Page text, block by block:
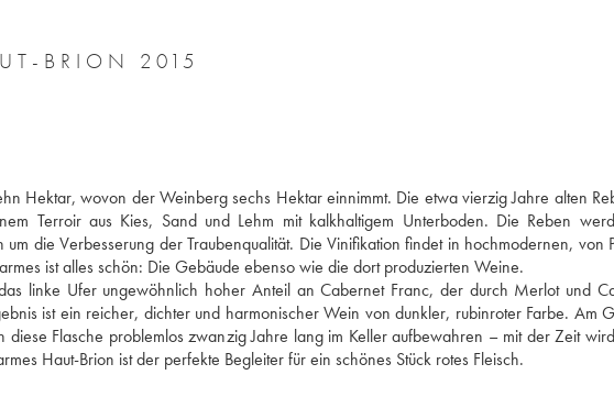
BRION 2015
Hektar, wovon der Weinberg sechs Hektar einnimmt. Die etwa vierzig Jahre alten
Terroir aus Kies, Sand und Lehm mit kalkhaltigem Unterboden. Die Reben
die Verbesserung der Traubenqualität. Die Vinifikation findet in hochmodernen, von
ist alles schön: Die Gebäude ebenso wie die dort produzierten Weine.
linke Ufer ungewöhnlich hoher Anteil an Cabernet Franc, der durch Merlot und
ist ein reicher, dichter und harmonischer Wein von dunkler, rubinroter Farbe. Am
Flasche problemlos zwanzig Jahre lang im Keller aufbewahren – mit der Zeit
Haut-Brion ist der perfekte Begleiter für ein schönes Stück rotes Fleisch.